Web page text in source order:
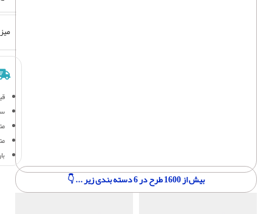
بیش از 1600 طرح در 6 دسته بندی زیر ... 👇